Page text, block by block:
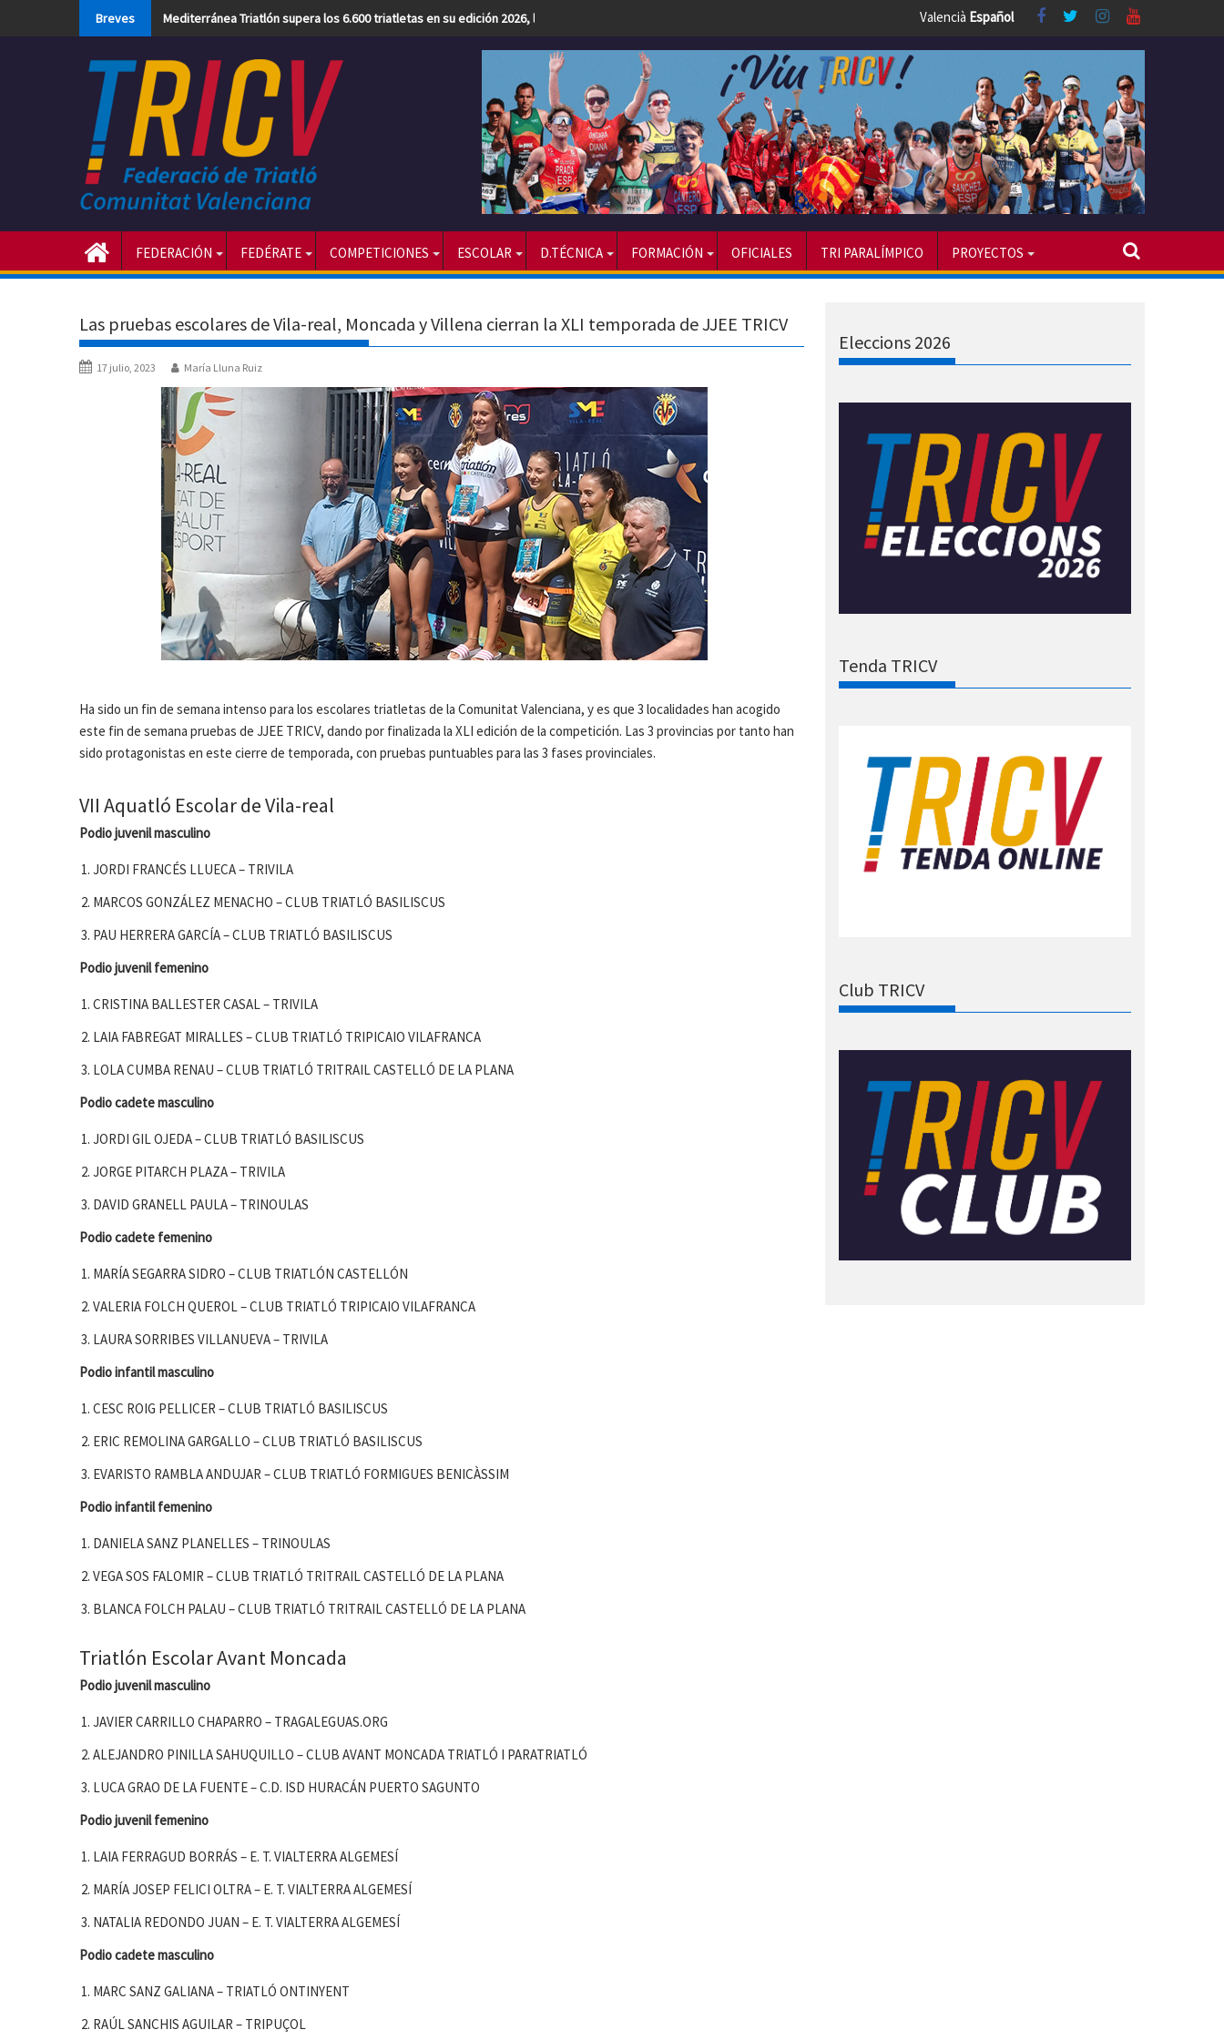
Breves Mediterránea Triatlón supera los 6.600 triatletas en su edición 2026, la más numerosa hasta la fecha Valencià Español
FEDERACIÓN FEDÉRATE COMPETICIONES ESCOLAR D.TÉCNICA FORMACIÓN OFICIALES TRI PARALÍMPICO PROYECTOS
Las pruebas escolares de Vila-real, Moncada y Villena cierran la XLI temporada de JJEE TRICV
17 julio, 2023 María Lluna Ruiz
Ha sido un fin de semana intenso para los escolares triatletas de la Comunitat Valenciana, y es que 3 localidades han acogido
este fin de semana pruebas de JJEE TRICV, dando por finalizada la XLI edición de la competición. Las 3 provincias por tanto han
sido protagonistas en este cierre de temporada, con pruebas puntuables para las 3 fases provinciales.
VII Aquatló Escolar de Vila-real
Podio juvenil masculino
JORDI FRANCÉS LLUECA – TRIVILA
MARCOS GONZÁLEZ MENACHO – CLUB TRIATLÓ BASILISCUS
PAU HERRERA GARCÍA – CLUB TRIATLÓ BASILISCUS
Podio juvenil femenino
CRISTINA BALLESTER CASAL – TRIVILA
LAIA FABREGAT MIRALLES – CLUB TRIATLÓ TRIPICAIO VILAFRANCA
LOLA CUMBA RENAU – CLUB TRIATLÓ TRITRAIL CASTELLÓ DE LA PLANA
Podio cadete masculino
JORDI GIL OJEDA – CLUB TRIATLÓ BASILISCUS
JORGE PITARCH PLAZA – TRIVILA
DAVID GRANELL PAULA – TRINOULAS
Podio cadete femenino
MARÍA SEGARRA SIDRO – CLUB TRIATLÓN CASTELLÓN
VALERIA FOLCH QUEROL – CLUB TRIATLÓ TRIPICAIO VILAFRANCA
LAURA SORRIBES VILLANUEVA – TRIVILA
Podio infantil masculino
CESC ROIG PELLICER – CLUB TRIATLÓ BASILISCUS
ERIC REMOLINA GARGALLO – CLUB TRIATLÓ BASILISCUS
EVARISTO RAMBLA ANDUJAR – CLUB TRIATLÓ FORMIGUES BENICÀSSIM
Podio infantil femenino
DANIELA SANZ PLANELLES – TRINOULAS
VEGA SOS FALOMIR – CLUB TRIATLÓ TRITRAIL CASTELLÓ DE LA PLANA
BLANCA FOLCH PALAU – CLUB TRIATLÓ TRITRAIL CASTELLÓ DE LA PLANA
Triatlón Escolar Avant Moncada
Podio juvenil masculino
JAVIER CARRILLO CHAPARRO – TRAGALEGUAS.ORG
ALEJANDRO PINILLA SAHUQUILLO – CLUB AVANT MONCADA TRIATLÓ I PARATRIATLÓ
LUCA GRAO DE LA FUENTE – C.D. ISD HURACÁN PUERTO SAGUNTO
Podio juvenil femenino
LAIA FERRAGUD BORRÁS – E. T. VIALTERRA ALGEMESÍ
MARÍA JOSEP FELICI OLTRA – E. T. VIALTERRA ALGEMESÍ
NATALIA REDONDO JUAN – E. T. VIALTERRA ALGEMESÍ
Podio cadete masculino
MARC SANZ GALIANA – TRIATLÓ ONTINYENT
RAÚL SANCHIS AGUILAR – TRIPUÇOL
Eleccions 2026
Tenda TRICV
Club TRICV